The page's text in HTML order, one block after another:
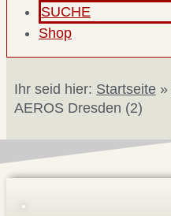
SUCHE
Shop
Ihr seid hier: Startseite »
AEROS Dresden (2)